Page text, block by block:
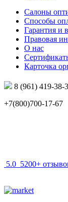
Салоны
Способы
Гарантия и
Правовая
О нас
Карточка
8 (961) 419-38-
+7(800)700-17-67
5.0 5200+